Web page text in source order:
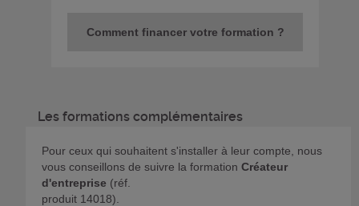
Comment financer votre formation ?
Les formations complémentaires
Pour ceux qui souhaitent s'installer à leur compte, nous
vous conseillons de suivre la formation Créateur
d'entreprise (réf.
produit 14018).